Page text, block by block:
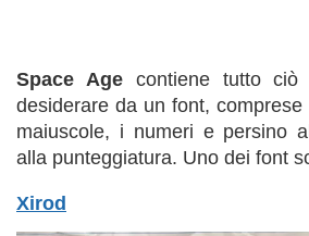
Space Agecontiene tutto ciò
desiderare da un font,
maiuscole, i numeri e persino
alla punteggiatura. Uno dei font
Xirod